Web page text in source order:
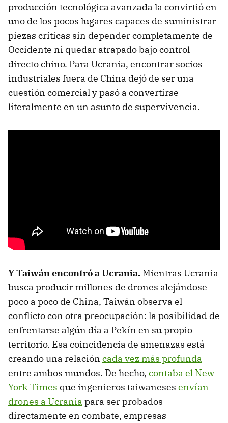
producción tecnológica avanzada la convirtió en
uno de los pocos lugares capaces de suministrar
piezas críticas sin depender completamente de
Occidente ni quedar atrapado bajo control
directo chino. Para Ucrania, encontrar socios
industriales fuera de China dejó de ser una
cuestión comercial y pasó a convertirse
literalmente en un asunto de supervivencia.
Y Taiwán encontró a Ucrania. Mientras Ucrania
busca producir millones de drones alejándose
poco a poco de China, Taiwán observa el
conflicto con otra preocupación: la posibilidad de
enfrentarse algún día a Pekín en su propio
territorio. Esa coincidencia de amenazas está
creando una relación cada vez más profunda
entre ambos mundos. De hecho, contaba el New
York Times que ingenieros taiwaneses envían
drones a Ucrania para ser probados
directamente en combate, empresas